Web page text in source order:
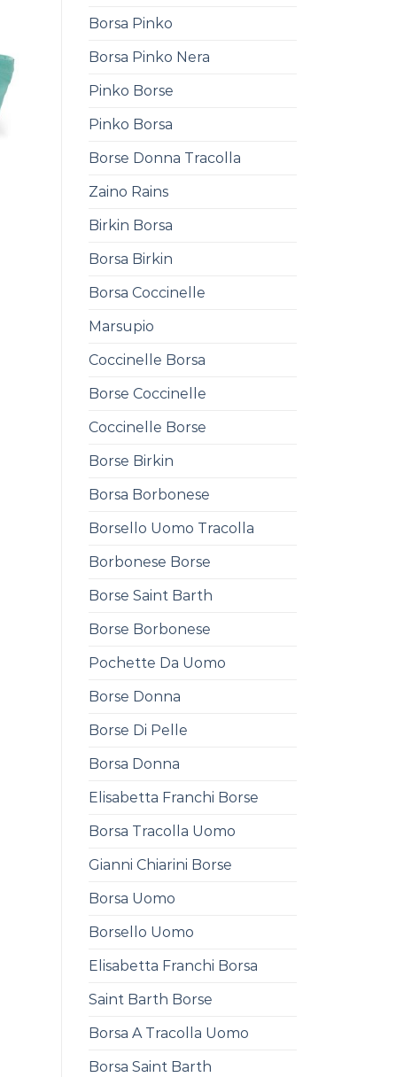
Borsa Pinko
Borsa Pinko Nera
Pinko Borse
Pinko Borsa
Borse Donna Tracolla
Zaino Rains
Birkin Borsa
Borsa Birkin
Borsa Coccinelle
Marsupio
Coccinelle Borsa
Borse Coccinelle
Coccinelle Borse
Borse Birkin
Borsa Borbonese
Borsello Uomo Tracolla
Borbonese Borse
Borse Saint Barth
Borse Borbonese
Pochette Da Uomo
Borse Donna
Borse Di Pelle
Borsa Donna
Elisabetta Franchi Borse
Borsa Tracolla Uomo
Gianni Chiarini Borse
Borsa Uomo
Borsello Uomo
Elisabetta Franchi Borsa
Saint Barth Borse
Borsa A Tracolla Uomo
Borsa Saint Barth